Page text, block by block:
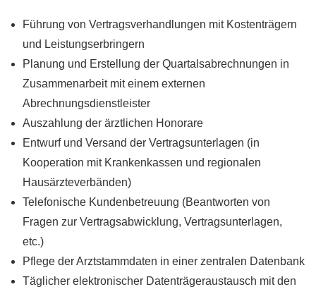
Führung von Vertragsverhandlungen mit Kostenträgern
und Leistungserbringern
Planung und Erstellung der Quartalsabrechnungen in
Zusammenarbeit mit einem externen
Abrechnungsdienstleister
Auszahlung der ärztlichen Honorare
Entwurf und Versand der Vertragsunterlagen (in
Kooperation mit Krankenkassen und regionalen
Hausärzteverbänden)
Telefonische Kundenbetreuung (Beantworten von
Fragen zur Vertragsabwicklung, Vertragsunterlagen,
etc.)
Pflege der Arztstammdaten in einer zentralen Datenbank
Täglicher elektronischer Datenträgeraustausch mit den